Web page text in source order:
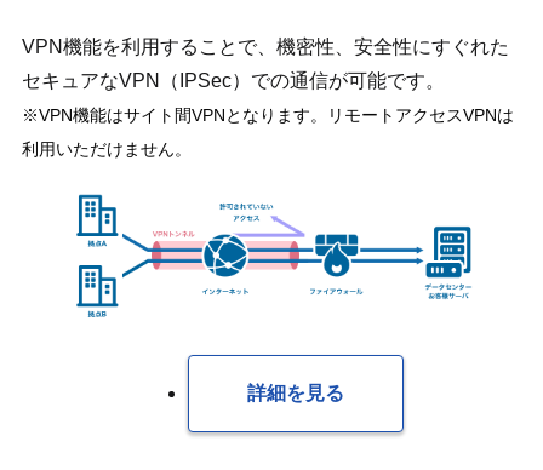
VPN機能を利用することで、機密性、安全性にすぐれた
セキュアなVPN（IPSec）での通信が可能です。
※VPN機能はサイト間VPNとなります。リモートアクセスVPNは
利用いただけません。
詳細を見る